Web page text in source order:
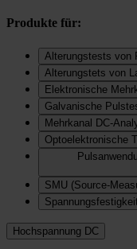
Produkte für:
Alterungstests von
Alterungstets von
Elektronische
Galvanische
Mehrkanal DC-
Optoelektronische
SMU (Source-
Hochspannung DC